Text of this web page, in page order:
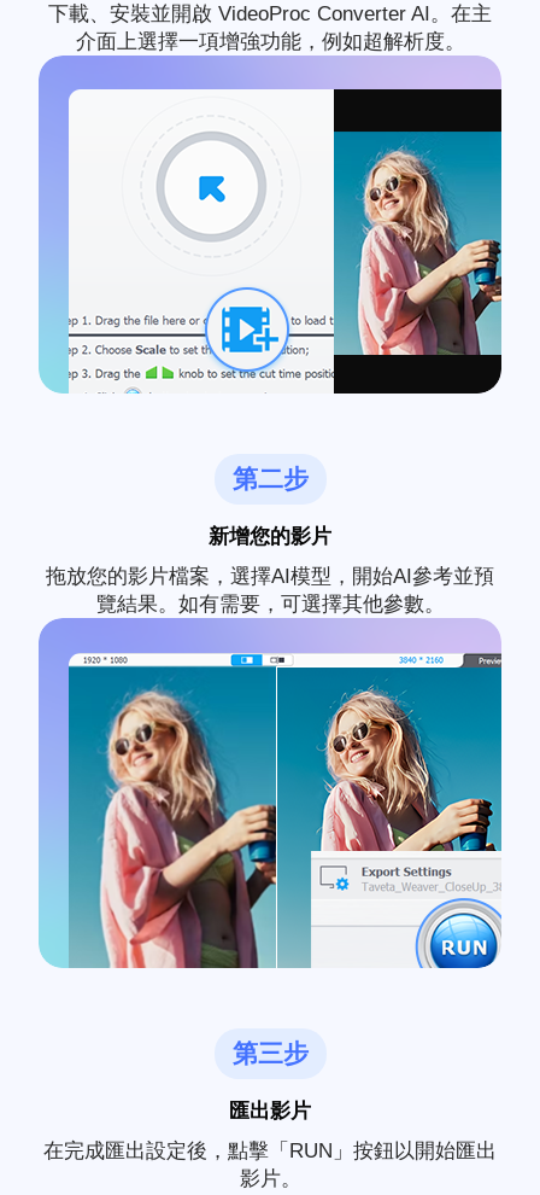
下載、安裝並開啟 VideoProc Converter AI。在主
介面上選擇一項增強功能，例如超解析度。
第二步
新增您的影片
拖放您的影片檔案，選擇AI模型，開始AI參考並預
覽結果。如有需要，可選擇其他參數。
第三步
匯出影片
在完成匯出設定後，點擊「RUN」按鈕以開始匯出
影片。